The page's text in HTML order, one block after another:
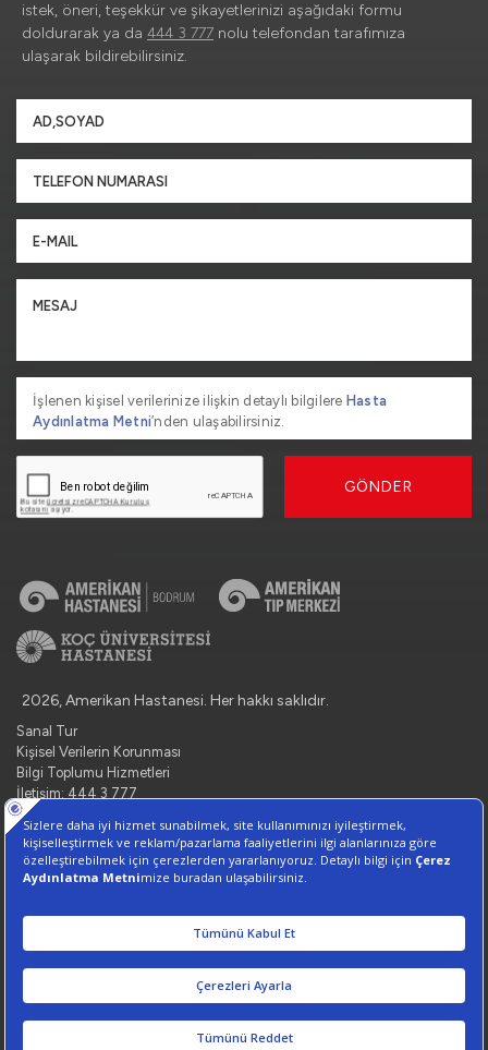
istek, öneri, teşekkür ve şikayetlerinizi aşağıdaki formu
doldurarak ya da 444 3 777 nolu telefondan tarafımıza
ulaşarak bildirebilirsiniz.
İşlenen kişisel verilerinize ilişkin detaylı bilgilere Hasta
Aydınlatma Metni’nden ulaşabilirsiniz.
GÖNDER
2026, Amerikan Hastanesi. Her hakkı saklıdır.
Sanal Tur
Kişisel Verilerin Korunması
Bilgi Toplumu Hizmetleri
İletişim: 444 3 777
Çerez Tercihlerini Yönetin